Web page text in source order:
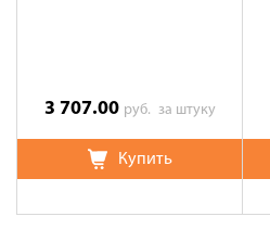
3 707.00 руб. за штуку
Купить